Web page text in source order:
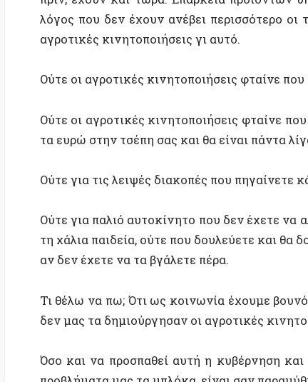
Ούτε οι αγροτικές κινητοποιήσεις φταίνε που
τα ευρώ στην τσέπη σας και θα είναι πάντα λίγα.
Ούτε για τις λειψές διακοπές που πηγαίνετε κάθε
Ούτε για παλιό αυτοκίνητο που δεν έχετε να
τη χάλια παιδεία, ούτε που δουλεύετε και θα
Τι θέλω να πω; Ότι ως κοινωνία έχουμε βουνό τα
Όσο και να προσπαθεί αυτή η κυβέρνηση και
προβλήματα μας τα μπλόκα, είναι σαν παραμύθι
Και είναι κατάντια και ντροπή να λένε κάποιοι
μπλόκα δείχνουν πόσο άθλιες είναι οι υποδομές
Σε καμία άλλη σοβαρή χώρα του κόσμου δεν θα
μπλόκα γιατί οποιαδήποτε άλλη σοβαρή χώρα